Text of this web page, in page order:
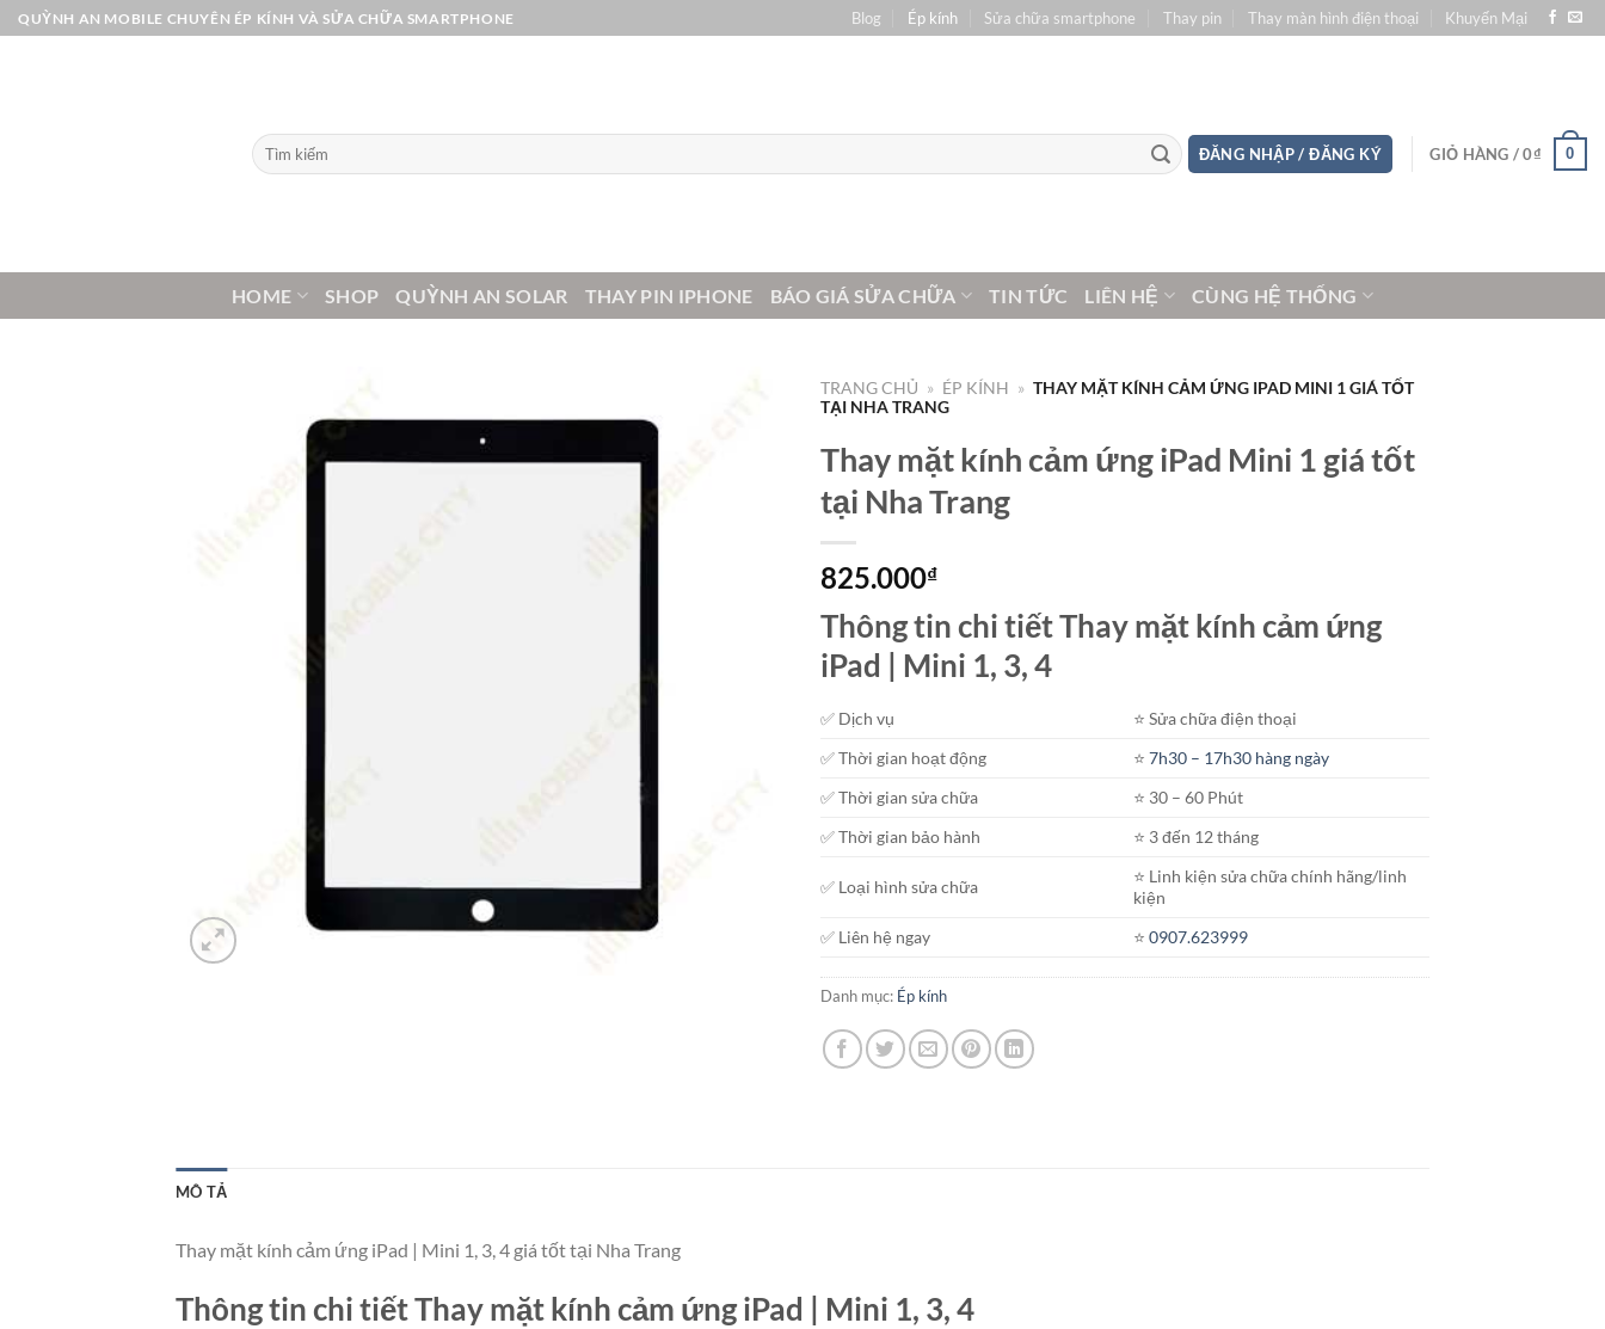
Bỏ
qua
QUỲNH AN MOBILE CHUYÊN ÉP KÍNH VÀ SỬA CHỮA SMARTPHONE Blog Ép kính Sửa chữa smartphone Thay pin Thay màn hình điện thoại Khuyến Mại
Tìm
kiếm:
ĐĂNG NHẬP / ĐĂNG KÝ GIỎ HÀNG /0₫ 0
HOME SHOP QUỲNH AN SOLAR THAY PIN IPHONE BÁO GIÁ SỬA CHỮA TIN TỨC LIÊN HỆ CÙNG HỆ THỐNG
TRANG CHỦ » ÉP KÍNH » THAY MẶT KÍNH CẢM ỨNG IPAD MINI 1 GIÁ TỐT
TẠI NHA TRANG
Thay mặt kính cảm ứng iPad Mini 1 giá tốt
tại Nha Trang
825.000₫
Thông tin chi tiết Thay mặt kính cảm ứng
iPad | Mini 1, 3, 4
✅ Dịch vụ
⭐️ Sửa chữa điện thoại
✅ Thời gian hoạt động
⭐️7h30 – 17h30 hàng ngày
✅ Thời gian sửa chữa
⭐️ 30 – 60 Phút
✅ Thời gian bảo hành
⭐️ 3 đến 12 tháng
✅ Loại hình sửa chữa
⭐️ Linh kiện sửa chữa chính hãng/linh
kiện
✅ Liên hệ ngay
⭐️0907.623999
Danh mục: Ép kính
MÔ TẢ
Thay mặt kính cảm ứng iPad | Mini 1, 3, 4 giá tốt tại Nha Trang
Thông tin chi tiết Thay mặt kính cảm ứng iPad | Mini 1, 3, 4